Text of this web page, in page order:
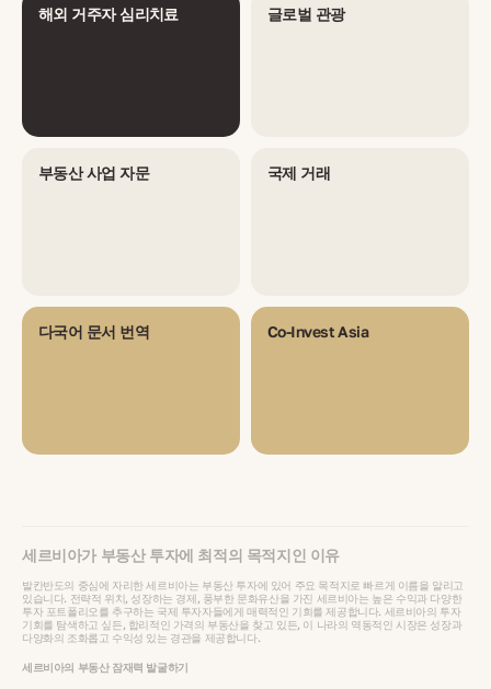
관광 회복에 따른 산악 및 호수 리조트에서의 휴가 임대 증가 --- ###
흥 유럽 도시에서 투자자를 겨냥하여 성장 가능성이 높고 저렴한 개
수 있지만, 특히 기술 중심지와 관광지에서의 성과는 보람을 안겨줄
해외 거주자 심리치료 글로벌 관광
부동산 사업 자문 국제 거래
다국어 문서 번역 Co-Invest Asia
세르비아가 부동산 투자에 최적의 목적지인 이유
발칸반도의 중심에 자리한 세르비아는 부동산 투자에 있어 주요 목적지로 빠르게 이름을 알리고
있습니다. 전략적 위치, 성장하는 경제, 풍부한 문화유산을 가진 세르비아는 높은 수익과 다양한
투자 포트폴리오를 추구하는 국제 투자자들에게 매력적인 기회를 제공합니다. 세르비아의 투자
기회를 탐색하고 싶든, 합리적인 가격의 부동산을 찾고 있든, 이 나라의 역동적인 시장은 성장과
다양화의 조화롭고 수익성 있는 경관을 제공합니다.
세르비아의 부동산 잠재력 발굴하기